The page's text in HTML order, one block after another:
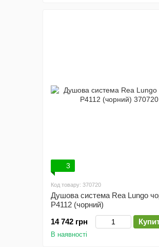
3
Код товару: 370720
Душова система Rea Lungo
P4112 (чорний)
14 742 грн
В наявності